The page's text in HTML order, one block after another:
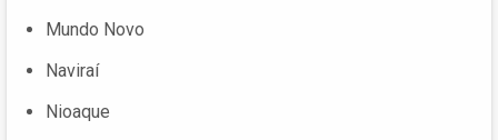
Mundo Novo
Naviraí
Nioaque